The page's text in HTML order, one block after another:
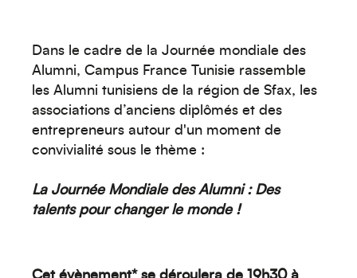
Dans le cadre de la Journée mondiale des
Alumni, Campus France Tunisie rassemble
les Alumni tunisiens de la région de Sfax, les
associations d’anciens diplômés et des
entrepreneurs autour d'un moment de
convivialité sous le thème :
La Journée Mondiale des Alumni : Des
talents pour changer le monde !